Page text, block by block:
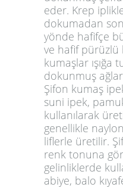
eder. Krep
dokumadan
yönde hafifçe
ve hafif pürüzlü
kumaşlar ışığa
dokunmuş
Şifon kumaş
suni ipek,
kullanılarak
genellikle
liflerle üretilir.
renk tonuna
gelinliklerde
abiye, balo